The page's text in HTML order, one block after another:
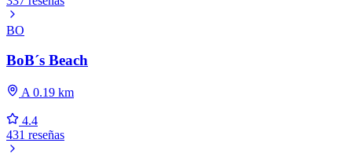
BO
BoB´s Beach
A 0.19 km
4.4
431 reseñas